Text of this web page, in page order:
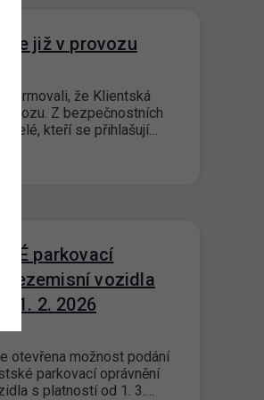
je již v provozu
že Klientská
Z bezpečnostních
kteří se přihlašují…
parkovací
bezemisní vozidla
1. 2. 2026
otevřena možnost podání
parkovací oprávnění
s platností od 1. 3.…